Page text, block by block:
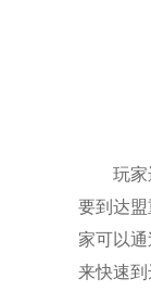
玩家
要到达
家可以
来快速到